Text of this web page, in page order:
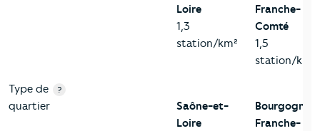
Loire
1,3
station/km²
Franche-
Comté
1,5
station/km²
Type de
quartier
?
Saône-et-
Loire
Bourgogne-
Franche-